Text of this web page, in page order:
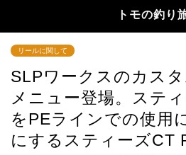
トモの釣り
リールに関して
SLPワークスのカス
メニュー登場。ステ
をPEラインでの使用
にするスティーズCT